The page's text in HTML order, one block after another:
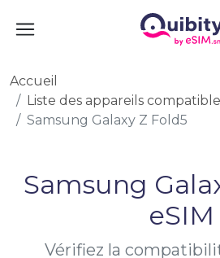
Accueil
Liste des appareils
Samsung Galaxy Z Fold5
Samsung
eSIM
Vérifiez la